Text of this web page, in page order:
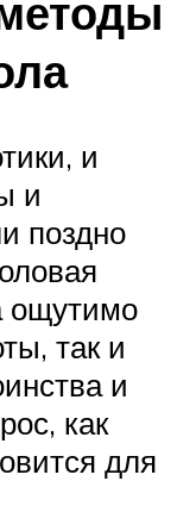
и
и
поздно
ощутимо
так и
и
как
для